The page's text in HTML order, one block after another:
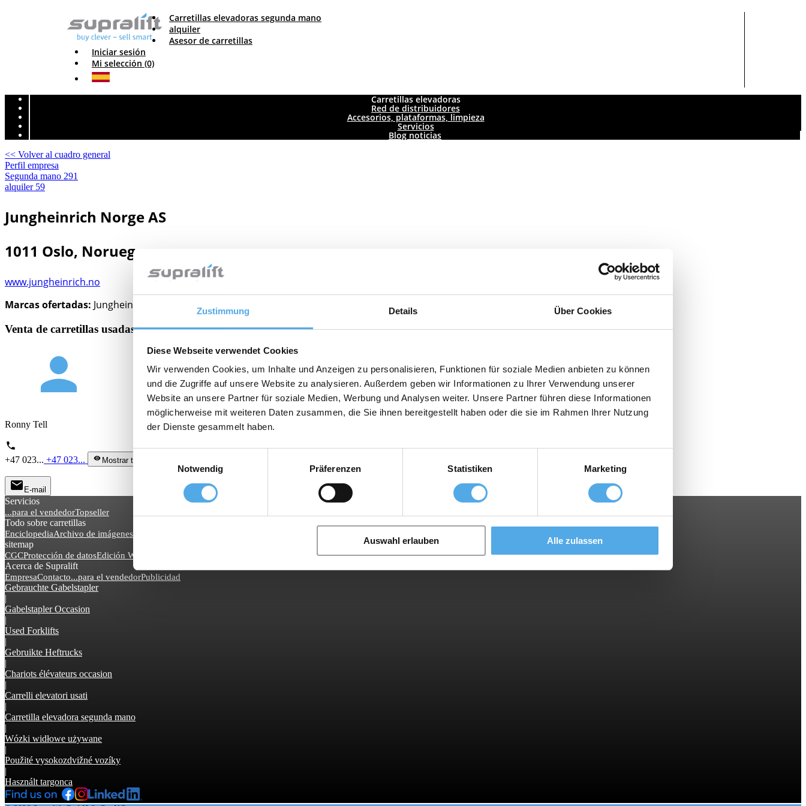
Zustimmung Details Über Cookies
Diese Webseite verwendet Cookies
Wir verwenden Cookies, um Inhalte und Anzeigen zu personalisieren, Funktionen für soziale Medien anbieten zu können
und die Zugriffe auf unsere Website zu analysieren. Außerdem geben wir Informationen zu Ihrer Verwendung unserer
Website an unsere Partner für soziale Medien, Werbung und Analysen weiter. Unsere Partner führen diese Informationen
möglicherweise mit weiteren Daten zusammen, die Sie ihnen bereitgestellt haben oder die sie im Rahmen Ihrer Nutzung
der Dienste gesammelt haben.
Einwilligungsauswahl
Notwendig
Präferenzen Statistiken Marketing
Auswahl erlauben Alle zulassen
Carretillas elevadoras segunda mano
alquiler
Asesor de carretillas
Iniciar sesión
Mi selección (0)
Carretillas elevadoras
Red de distribuidores
Accesorios, plataformas, limpieza
Servicios
Blog noticias
<< Volver al cuadro general
Perfil empresa
Segunda mano 291
alquiler59
Jungheinrich Norge AS
1011 Oslo, Noruega
www.jungheinrich.no
Marcas ofertadas: Jungheinrich
Venta de carretillas usadas, Alquiler de carretillas, Accesorios
person
Ronny Tell
phone
+47 023... +47 023... visibility Mostrar teléfono
mail E-mail
Servicios
...para el vendedorTopseller
Todo sobre carretillas
EnciclopediaArchivo de imágenes
sitemap
CGCProtección de datosEdición Web
Acerca de Supralift
EmpresaContacto...para el vendedorPublicidad
Gebrauchte Gabelstapler
|
Gabelstapler Occasion
|
Used Forklifts
|
Gebruikte Heftrucks
|
Chariots élévateurs occasion
|
Carrelli elevatori usati
|
Carretilla elevadora segunda mano
|
Wózki widłowe używane
|
Použité vysokozdvižné vozíky
|
Használt targonca